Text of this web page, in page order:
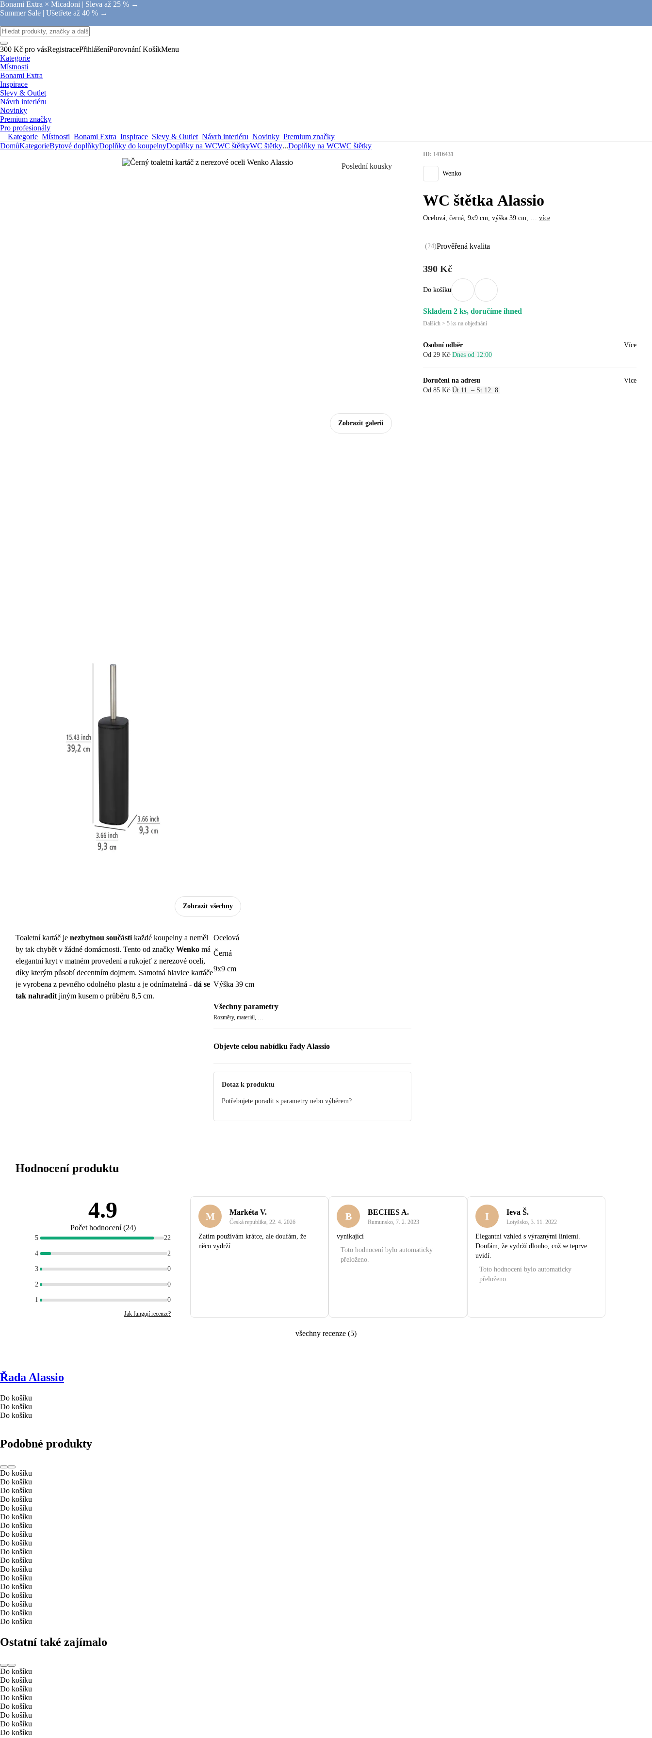
Bonami Extra × Micadoni | Sleva až 25 % →
Summer Sale | Ušetřete až 40 % →
300 Kč pro vásRegistracePřihlášeníPorovnání KošíkMenu
Kategorie
Místnosti
Bonami Extra
Inspirace
Slevy & Outlet
Návrh interiéru
Novinky
Premium značky
Pro profesionály
Kategorie Místnosti Bonami Extra Inspirace Slevy & Outlet Návrh interiéru Novinky Premium značky
DomůKategorieBytové doplňkyDoplňky do koupelnyDoplňky na WCWC štětkyWC štětky...Doplňky na WCWC štětky
Zobrazit galerii
Zobrazit všechny
Poslední kousky
ID: 1416431
Wenko
WC štětka Alassio
Ocelová, černá, 9x9 cm, výška 39 cm, … více
(24)Prověřená kvalita
390 Kč
Do košíku
Skladem 2 ks, doručíme ihned
Dalších > 5 ks na objednání
Osobní odběr
Od 29 Kč·Dnes od 12:00
Více
Doručení na adresu
Od 85 Kč·Út 11. – St 12. 8.
Více
Toaletní kartáč je nezbytnou součástíkaždé koupelny a neměl
by tak chybět v žádné domácnosti. Tento od značky Wenko má
elegantní kryt v matném provedení a rukojeť z nerezové oceli,
díky kterým působí decentním dojmem. Samotná hlavice kartáče
je vyrobena z pevného odolného plastu a je odnímatelná - dá se
tak nahradit jiným kusem o průběru 8,5 cm.
Ocelová
Černá
9x9 cm
Výška 39 cm
Všechny parametry
Rozměry, materiál, …
Objevte celou nabídku řady Alassio
Dotaz k produktu
Potřebujete poradit s parametry nebo výběrem?
Hodnocení produktu
4.9
Počet hodnocení(24)
5 22
4 2
3 0
2 0
1 0
Jak fungují recenze?
M Markéta V.
Česká republika, 22. 4. 2026
Zatím používám krátce, ale doufám, že
něco vydrží
B BECHES A.
Rumunsko,7. 2. 2023
vynikající
Toto hodnocení bylo automaticky
přeloženo.
I Ieva Š.
Lotyšsko, 3. 11. 2022
Elegantní vzhled s výraznými liniemi.
Doufám, že vydrží dlouho, což se teprve
uvidí.
Toto hodnocení bylo automaticky
přeloženo.
všechny recenze (5)
Řada Alassio
Do košíku
Do košíku
Do košíku
Podobné produkty
Do košíku
Do košíku
Do košíku
Do košíku
Do košíku
Do košíku
Do košíku
Do košíku
Do košíku
Do košíku
Do košíku
Do košíku
Do košíku
Do košíku
Do košíku
Do košíku
Do košíku
Do košíku
Ostatní také zajímalo
Do košíku
Do košíku
Do košíku
Do košíku
Do košíku
Do košíku
Do košíku
Do košíku